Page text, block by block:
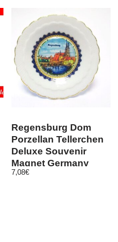
Regensburg Dom
Porzellan Tellerchen
Deluxe Souvenir
Magnet Germany
8cm
7,08€